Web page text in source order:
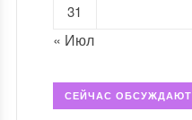
31
« Июл
СЕЙЧАС ОБСУЖДАЮТ